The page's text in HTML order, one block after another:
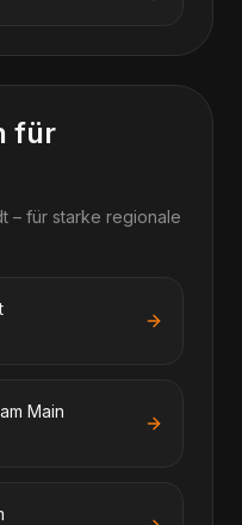
für
– für starke regionale
Main